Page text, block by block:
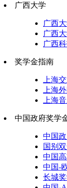
广西大学
广西
广西
广西
奖学金指南
上海
上海
上海
中国政府奖学
中国
国别
中国
中国-
长城